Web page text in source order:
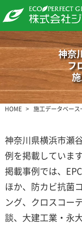
神奈
フ
HOME 施工データベース
神奈川県横浜市瀬
例を掲載しています
掲載事例では、
ほか、防カビ抗菌
ング、クロスコー
談、大建工業・永